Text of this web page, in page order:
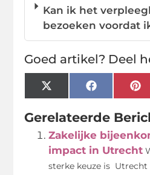
Kan ik het
bezoeken voordat
Goed artikel? Deel
X
(Twitter)
Facebook
Gerelateerde
Zakelijke
impact in Utrecht
sterke keuze is